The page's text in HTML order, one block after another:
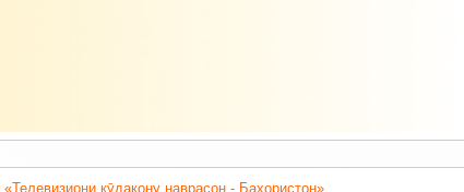
кӯдакону наврасон - Баҳористон».